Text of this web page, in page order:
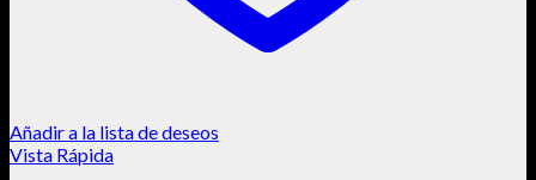
Añadir a la lista de deseos
Vista Rápida